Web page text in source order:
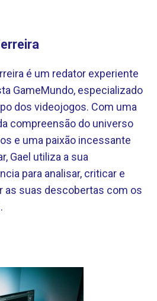
é um redator experiente
GameMundo, especializado
dos videojogos. Com uma
compreensão do universo
e uma paixão incessante
Gael utiliza a sua
para analisar, criticar e
as suas descobertas com os